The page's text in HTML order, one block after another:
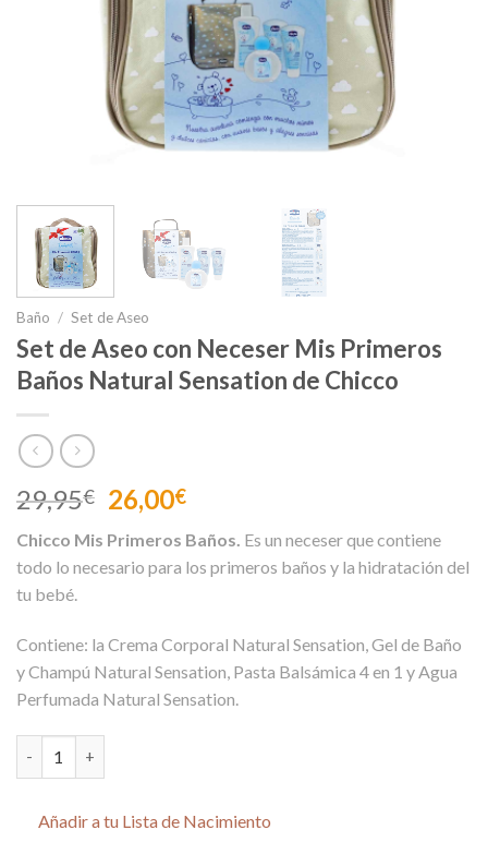
Baño / Set de Aseo
Set de Aseo con Neceser Mis Primeros
Baños Natural Sensation de Chicco
29,95€ El
precio
original
era:
26,00€El
actual
es:
Chicco Mis Primeros Baños. Es un neceser que contiene
todo lo necesario para los primeros baños y la hidratación del
tu bebé.
Contiene: la Crema Corporal Natural Sensation, Gel de Baño
y Champú Natural Sensation, Pasta Balsámica 4 en 1 y Agua
Perfumada Natural Sensation.
Añadir a tu Lista de Nacimiento